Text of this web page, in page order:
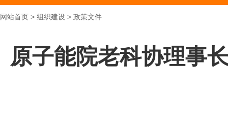
网站首页 > 组织建设 > 政策文件
原子能院老科协理事